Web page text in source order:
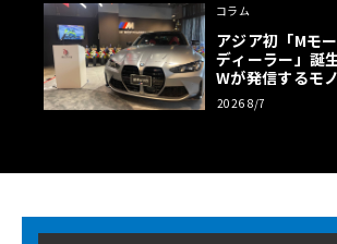
コラム
アジア初「Mモ
ディーラー」誕
Wが発信するモ
【木下隆之コラム
2026 8/7